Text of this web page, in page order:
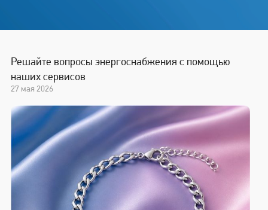
Решайте вопросы энергоснабжения с помощью
наших сервисов
27 мая 2026